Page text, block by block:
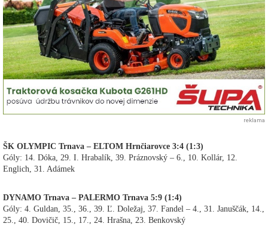
reklama
ŠK OLYMPIC Trnava – ELTOM Hrnčiarovce 3:4 (1:3)
Góly: 14. Dóka, 29. I. Hrabalík, 39. Práznovský – 6., 10. Kollár, 12.
Englich, 31. Adámek
DYNAMO Trnava – PALERMO Trnava 5:9 (1:4)
Góly: 4. Guldan, 35., 36., 39. Ľ. Doležaj, 37. Fandel – 4., 31. Januščák, 14.,
25., 40. Dovičič, 15., 17., 24. Hrašna, 23. Benkovský